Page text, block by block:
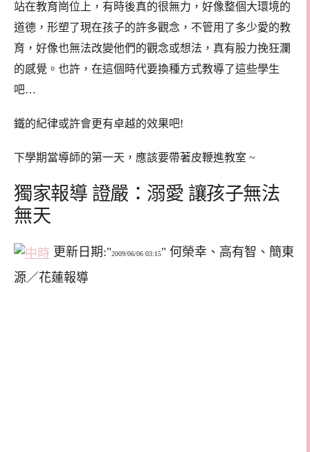
站在教育崗位上，有時後真的很無力，好像整個大環境的
道德，形塑了現在孩子的許多觀念，不管用了多少愛的教
育，好像也無法改變他們的觀念或想法，真有股力挽狂瀾
的感覺。也許，在這個時代要換種方式教導了這些學生
吧…
鐵的紀律或許會更有卓越的效果吧!
下學期當導師的第一天，應該要帶著皮鞭進教室 ~
獨家報導 證嚴：溺愛 讓孩子無法
無天
更新日期: 2009/06/06 03:15
何榮幸、高有智、簡東
源／花蓮報導